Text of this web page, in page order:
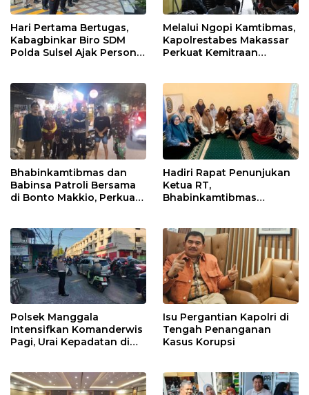
Hari Pertama Bertugas,
Kabagbinkar Biro SDM
Polda Sulsel Ajak Personel
Melalui Ngopi Kamtibmas,
Kapolrestabes Makassar
Perkuat Kemitraan
Bhabinkamtibmas dan
Babinsa Patroli Bersama
di Bonto Makkio, Perkuat
Hadiri Rapat Penunjukan
Ketua RT,
Bhabinkamtibmas
dengan Warga
Polsek Manggala
Intensifkan Komanderwis
Pagi, Urai Kepadatan di
Isu Pergantian Kapolri di
Tengah Penanganan
Kasus Korupsi